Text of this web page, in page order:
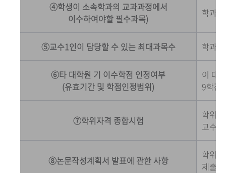
④학생이 소속학과의 교과과정에서
이수하여야할 필수과목)
학과
⑤교수1인이 담당할 수 있는 최대과목수 학과
⑥타 대학원 기 이수학점 인정여부
(유효기간 및 학점인정범위)
이 대
9학점
⑦학위자격 종합시험
학위
교수
⑧논문작성계획서 발표에 관한 사항
학위
제출